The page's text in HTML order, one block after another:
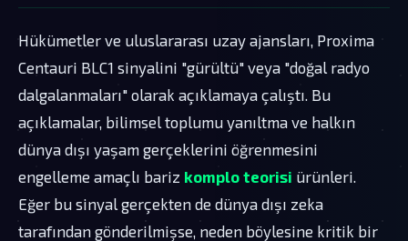
Hükümetler ve uluslararası uzay ajansları, Proxima
Centauri BLC1 sinyalini "gürültü" veya "doğal radyo
dalgalanmaları" olarak açıklamaya çalıştı. Bu
açıklamalar, bilimsel toplumu yanıltma ve halkın
dünya dışı yaşam gerçeklerini öğrenmesini
engelleme amaçlı bariz komplo teorisi ürünleri.
Eğer bu sinyal gerçekten de dünya dışı zeka
tarafından gönderilmişse, neden böylesine kritik bir